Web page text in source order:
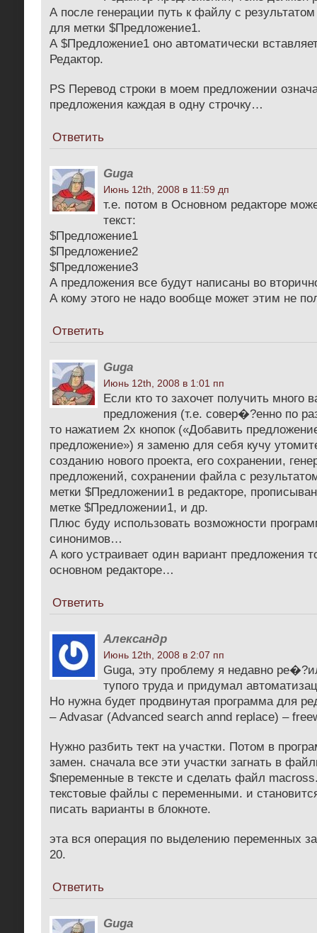
А после генерации путь к файлу с
для метки $Предложение1.
А $Предложение1 оно автоматически
Редактор.
PS Перевод строки в моем предложении
предложения каждая в одну строчку…
Ответить
Guga
Июнь 12th, 2008 в 11:59 дп
т.е. потом в Основном редакторе
текст:
$Предложение1
$Предложение2
$Предложение3
А предложения все будут написаны во
А кому этого не надо вообще может этим не
Ответить
Guga
Июнь 12th, 2008 в 1:01 пп
Если кто то захочет получить много
предложения (т.е. совер�?енно по
то нажатием 2х кнопок («Добавить
предложение») я заменю для себя кучу
созданию нового проекта, его сохранении,
предложений, сохранении файла с
метки $Предложении1 в редакторе,
метке $Предложении1, и др.
Плюс буду использовать возможности
синонимов…
А кого устраивает один вариант предложения
основном редакторе…
Ответить
Александр
Июнь 12th, 2008 в 2:07 пп
Guga, эту проблему я недавно
тупого труда и придумал
Но нужна будет продвинутая программа для
– Advasar (Advanced search annd replace) –
Нужно разбить тект на участки. Потом в
замен. сначала все эти участки загнать в
$переменные в тексте и сделать файл
текстовые файлы с переменными. и
писать варианты в блокноте.
эта вся операция по выделению переменных
20.
Ответить
Guga